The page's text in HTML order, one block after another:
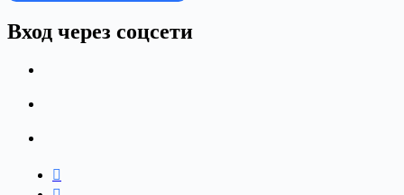
Вход через соцсети